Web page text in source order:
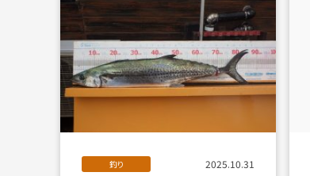
釣り 2025.10.31